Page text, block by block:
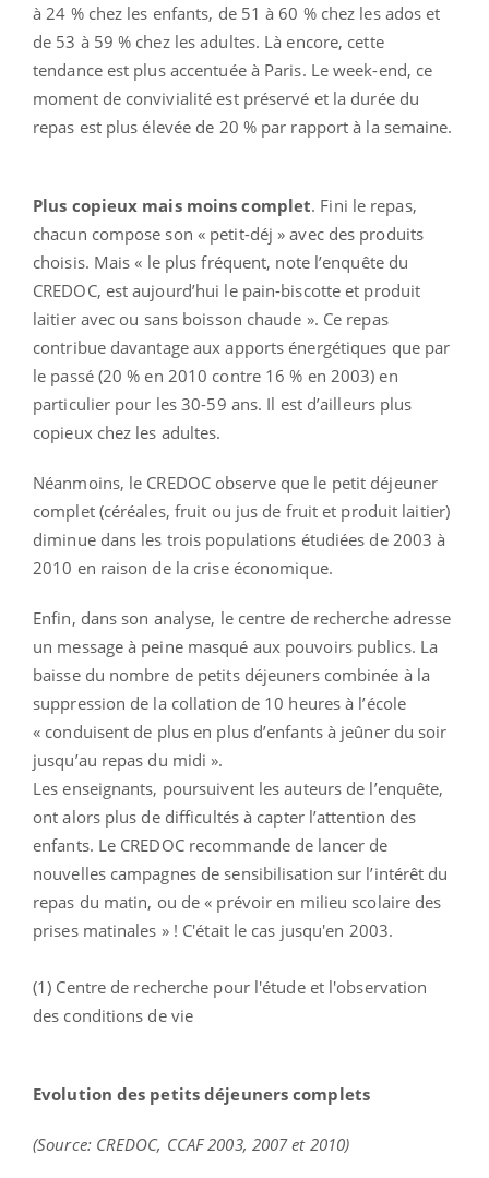
à 24 % chez les enfants, de 51 à 60 % chez les ados et
de 53 à 59 % chez les adultes. Là encore, cette
tendance est plus accentuée à Paris. Le week-end, ce
moment de convivialité est préservé et la durée du
repas est plus élevée de 20 % par rapport à la semaine.
Plus copieux mais moins complet. Fini le repas,
chacun compose son « petit-déj » avec des produits
choisis. Mais « le plus fréquent, note l’enquête du
CREDOC, est aujourd’hui le pain-biscotte et produit
laitier avec ou sans boisson chaude ». Ce repas
contribue davantage aux apports énergétiques que par
le passé (20 % en 2010 contre 16 % en 2003) en
particulier pour les 30-59 ans. Il est d’ailleurs plus
copieux chez les adultes.
Néanmoins, le CREDOC observe que le petit déjeuner
complet (céréales, fruit ou jus de fruit et produit laitier)
diminue dans les trois populations étudiées de 2003 à
2010 en raison de la crise économique.
Enfin, dans son analyse, le centre de recherche adresse
un message à peine masqué aux pouvoirs publics. La
baisse du nombre de petits déjeuners combinée à la
suppression de la collation de 10 heures à l’école
« conduisent de plus en plus d’enfants à jeûner du soir
jusqu’au repas du midi ».
Les enseignants, poursuivent les auteurs de l’enquête,
ont alors plus de difficultés à capter l’attention des
enfants. Le CREDOC recommande de lancer de
nouvelles campagnes de sensibilisation sur l’intérêt du
repas du matin, ou de « prévoir en milieu scolaire des
prises matinales » ! C'était le cas jusqu'en 2003.
(1) Centre de recherche pour l'étude et l'observation
des conditions de vie
Evolution des petits déjeuners complets
(Source: CREDOC, CCAF 2003, 2007 et 2010)